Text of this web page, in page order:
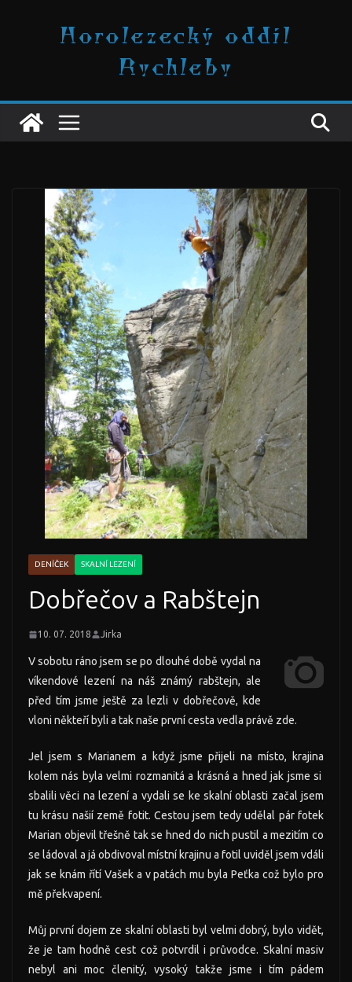
Horolezecký oddíl
Rychleby
DENÍČEK SKALNÍ LEZENÍ
Dobřečov a Rabštejn
10. 07. 2018 Jirka
V sobotu ráno jsem se po dlouhé době vydal na
víkendové lezení na náš známý rabštejn, ale
před tím jsme ještě za lezli v dobřečově, kde
vloni někteří byli a tak naše první cesta vedla právě zde.
Jel jsem s Marianem a když jsme přijeli na místo, krajina
kolem nás byla velmi rozmanitá a krásná a hned jak jsme si
sbalili věci na lezení a vydali se ke skalní oblasti začal jsem
tu krásu našií země fotit. Cestou jsem tedy udělal pár fotek
Marian objevil třešně tak se hned do nich pustil a mezitím co
se ládoval a já obdivoval místní krajinu a fotil uviděl jsem vdáli
jak se knám řítí Vašek a v patách mu byla Peťka což bylo pro
mě překvapení.
Můj první dojem ze skalní oblasti byl velmi dobrý, bylo vidět,
že je tam hodně cest což potvrdil i průvodce. Skalní masiv
nebyl ani moc členitý, vysoký takže jsme i tím pádem